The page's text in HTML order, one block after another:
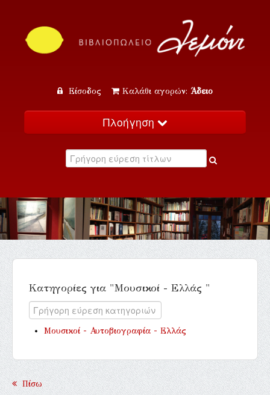
Είσοδος Καλάθι αγορών: Άδειο
Πλοήγηση
Κατάλογος
Εκδηλώσεις
Επικοινωνία
Κατηγορίες για "Μουσικοί - Ελλάς "
Μουσικοί - Αυτοβιογραφία - Ελλάς
Πίσω